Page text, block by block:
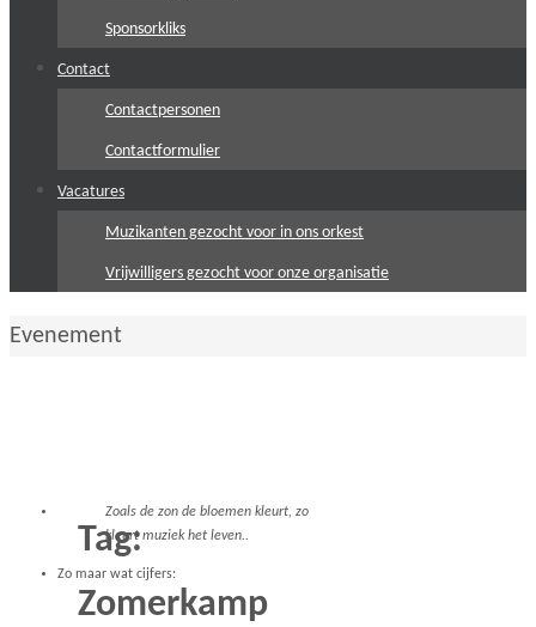
Sponsorkliks
Contact
Contactpersonen
Contactformulier
Vacatures
Muzikanten gezocht voor in ons orkest
Vrijwilligers gezocht voor onze organisatie
Home
Evenement
Tag:
Zomerkamp
Zoals de zon de bloemen kleurt, zo
kleurt muziek het leven..
Zo maar wat cijfers: